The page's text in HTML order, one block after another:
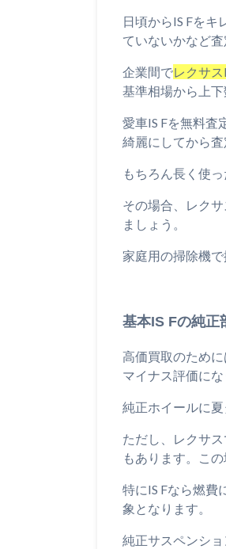
日頃からIS Fを
ていないかなど査
企業間でレクサ
基準相場から上
愛車IS Fを無料査
綺麗にしてから査
もちろん長く使
その場合、レク
ましょう。
家庭用の掃除機
基本IS Fの純正
高価買取のため
マイナス評価にな
純正ホイールに夏
ただし、レクサ
もあります。こ
特にIS Fなら燃費
象となります。
純正サスペンシ